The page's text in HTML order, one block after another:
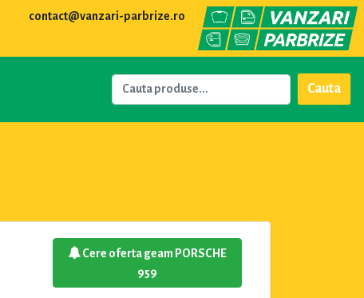
contact@vanzari-parbrize.ro
Cauta
Cere oferta geam PORSCHE
959